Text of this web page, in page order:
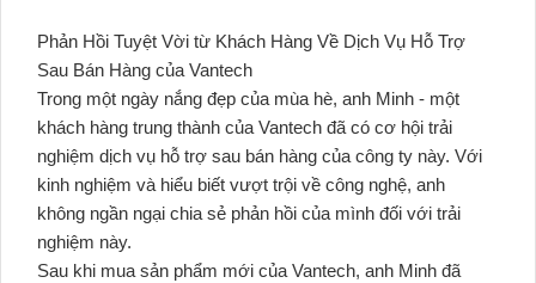
Phản Hồi Tuyệt Vời từ Khách Hàng Về Dịch Vụ Hỗ Trợ
Sau Bán Hàng của Vantech
Trong một ngày nắng đẹp của mùa hè, anh Minh - một
khách hàng trung thành của Vantech đã có cơ hội trải
nghiệm dịch vụ hỗ trợ sau bán hàng của công ty này. Với
kinh nghiệm và hiểu biết vượt trội về công nghệ, anh
không ngần ngại chia sẻ phản hồi của mình đối với trải
nghiệm này.
Sau khi mua sản phẩm mới của Vantech, anh Minh đã